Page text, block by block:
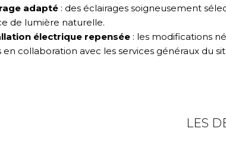
adapté : des éclairages soigneusement
de lumière naturelle.
électrique repensée : les modifications
en collaboration avec les services généraux du
LES